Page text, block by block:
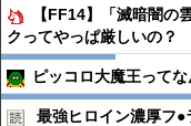
【FF14】「滅暗闇の
クってやっぱ厳しいの？
ピッコロ大魔王って
最強ヒロイン濃厚フ